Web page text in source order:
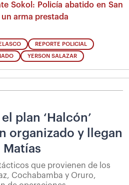
Sokol: Policía abatido en San
arma prestada
REPORTE POLICIAL
YERSON SALAZAR
plan ‘Halcón’
organizado y llegan
Matías
que provienen de los
Cochabamba y Oruro,